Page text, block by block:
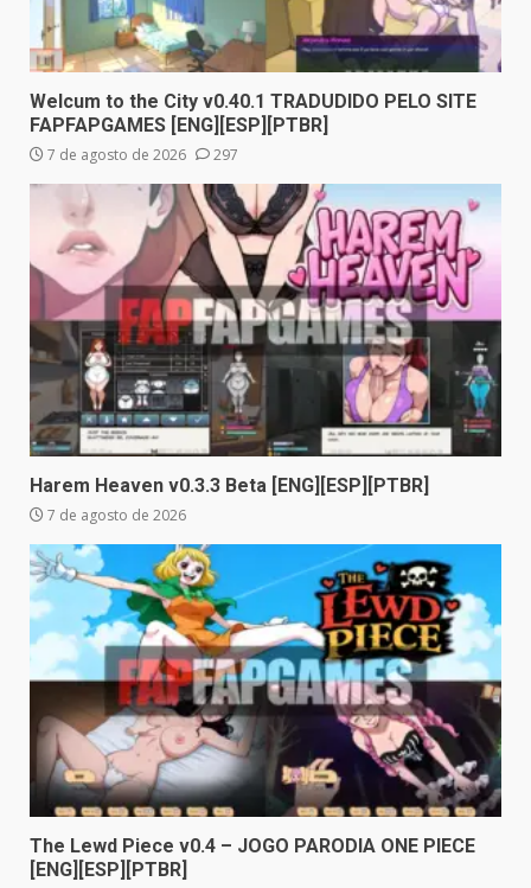
Welcum to the City v0.40.1 TRADUDIDO PELO SITE
FAPFAPGAMES [ENG][ESP][PTBR]
7 de agosto de 2026 297
Harem Heaven v0.3.3 Beta [ENG][ESP][PTBR]
7 de agosto de 2026
The Lewd Piece v0.4 – JOGO PARODIA ONE PIECE
[ENG][ESP][PTBR]